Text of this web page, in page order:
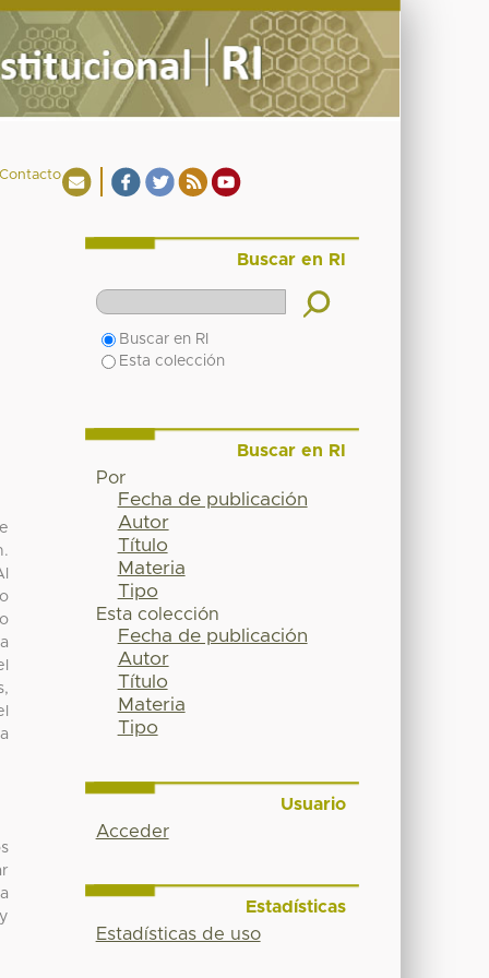
Buscar en RI
Buscar en RI
Esta colección
Buscar en RI
Por
Fecha de publicación
Autor
Título
Materia
Tipo
Esta colección
Fecha de publicación
Autor
Título
Materia
Tipo
Usuario
Acceder
Estadísticas
Estadísticas de uso